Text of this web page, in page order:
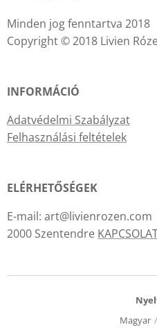
Minden jog fenntartva 2018
Copyright © 2018 Livien
INFORMÁCIÓ
Adatvédelmi Szabályzat
Felhasználási feltételek
ELÉRHETŐSÉGEK
E-mail: art@livienrozen.com
2000 Szentendre
Magyar